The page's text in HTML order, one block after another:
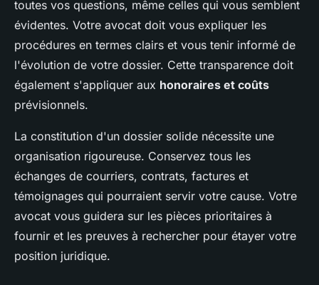
toutes vos questions, même celles qui vous semblent
évidentes. Votre avocat doit vous expliquer les
procédures en termes clairs et vous tenir informé de
l'évolution de votre dossier. Cette transparence doit
également s'appliquer aux honoraires et coûts
prévisionnels.
La constitution d'un dossier solide nécessite une
organisation rigoureuse. Conservez tous les
échanges de courriers, contrats, factures et
témoignages qui pourraient servir votre cause. Votre
avocat vous guidera sur les pièces prioritaires à
fournir et les preuves à rechercher pour étayer votre
position juridique.